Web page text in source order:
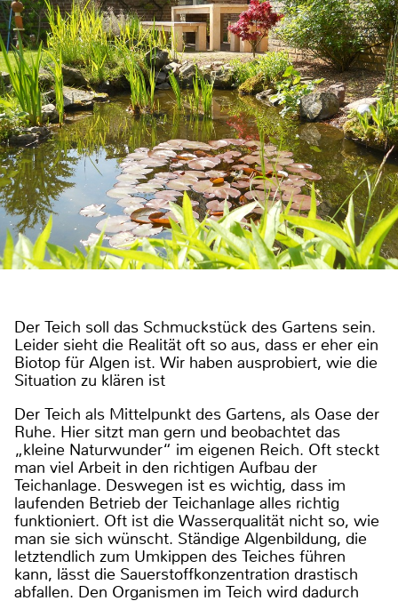
Der Teich soll das Schmuckstück des Gartens sein.
Leider sieht die Realität oft so aus, dass er eher ein
Biotop für Algen ist. Wir haben ausprobiert, wie die
Situation zu klären ist
Der Teich als Mittelpunkt des Gartens, als Oase der
Ruhe. Hier sitzt man gern und beobachtet das
„kleine Naturwunder“ im eigenen Reich. Oft steckt
man viel Arbeit in den richtigen Aufbau der
Teichanlage. Deswegen ist es wichtig, dass im
laufenden Betrieb der Teichanlage alles richtig
funktioniert. Oft ist die Wasserqualität nicht so, wie
man sie sich wünscht. Ständige Algenbildung, die
letztendlich zum Umkippen des Teiches führen
kann, lässt die Sauerstoffkonzentration drastisch
abfallen. Den Organismen im Teich wird dadurch